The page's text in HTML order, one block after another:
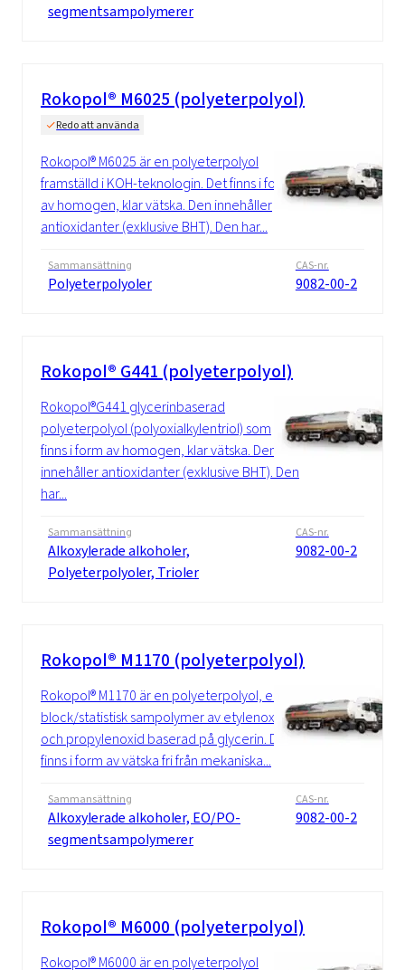
segmentsampolymerer
Rokopol® M6025 (polyeterpolyol)
Redo att använda
Rokopol® M6025 är en polyeterpolyol
framställd i KOH-teknologin. Det finns i form
av homogen, klar vätska. Den innehåller
antioxidanter (exklusive BHT). Den har...
Sammansättning
Polyeterpolyoler
CAS-nr.
9082-00-2
Rokopol® G441 (polyeterpolyol)
Rokopol®G441 glycerinbaserad
polyeterpolyol (polyoxialkylentriol) som
finns i form av homogen, klar vätska. Den
innehåller antioxidanter (exklusive BHT). Den
har...
Sammansättning
Alkoxylerade alkoholer,
Polyeterpolyoler, Trioler
CAS-nr.
9082-00-2
Rokopol® M1170 (polyeterpolyol)
Rokopol® M1170 är en polyeterpolyol, en
block/statistisk sampolymer av etylenoxid
och propylenoxid baserad på glycerin. Det
finns i form av vätska fri från mekaniska...
Sammansättning
Alkoxylerade alkoholer, EO/PO-
segmentsampolymerer
CAS-nr.
9082-00-2
Rokopol® M6000 (polyeterpolyol)
Rokopol® M6000 är en polyeterpolyol